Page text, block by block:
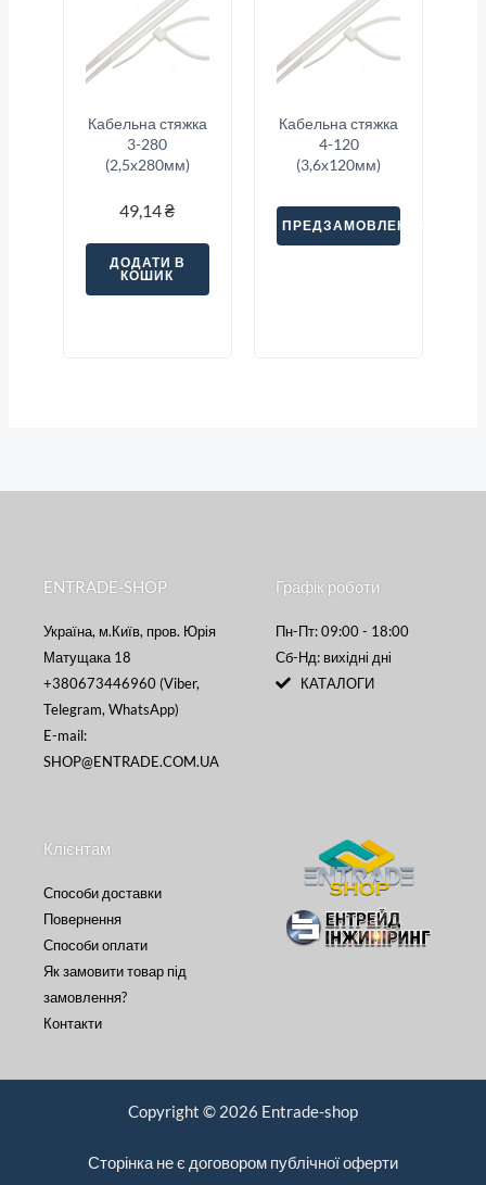
Кабельна стяжка
3-280
(2,5х280мм)
49,14₴
ДОДАТИ В
КОШИК
Кабельна стяжка
4-120
(3,6х120мм)
ПРЕДЗАМОВЛЕННЯ
ENTRADE-SHOP
Україна, м.Київ, пров. Юрія
Матущака 18
+380673446960 (Viber,
Telegram, WhatsApp)
E-mail:
SHOP@ENTRADE.COM.UA
Графік роботи
Пн-Пт: 09:00 - 18:00
Сб-Нд: вихідні дні
КАТАЛОГИ
Клієнтам
Способи доставки
Повернення
Способи оплати
Як замовити товар під
замовлення?
Контакти
Copyright © 2026 Entrade-shop
Сторінка не є договором публічної оферти